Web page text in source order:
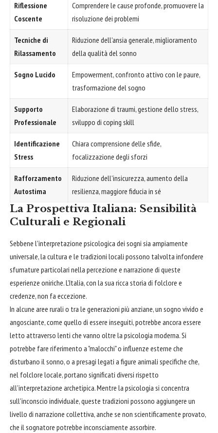
Riflessione
Coscente
Comprendere le cause profonde, promuovere la
risoluzione dei problemi
Tecniche di
Rilassamento
Riduzione dell'ansia generale, miglioramento
della qualità del sonno
Sogno Lucido
Empowerment, confronto attivo con le paure,
trasformazione del sogno
Supporto
Professionale
Elaborazione di traumi, gestione dello stress,
sviluppo di coping skill
Identificazione
Stress
Chiara comprensione delle sfide,
focalizzazione degli sforzi
Rafforzamento
Autostima
Riduzione dell'insicurezza, aumento della
resilienza, maggiore fiducia in sé
La Prospettiva Italiana: Sensibilità
Culturali e Regionali
Sebbene l'interpretazione psicologica dei sogni sia ampiamente
universale, la cultura e le tradizioni locali possono talvolta infondere
sfumature particolari nella percezione e narrazione di queste
esperienze oniriche. L'Italia, con la sua ricca storia di folclore e
credenze, non fa eccezione.
In alcune aree rurali o tra le generazioni più anziane, un sogno vivido e
angosciante, come quello di essere inseguiti, potrebbe ancora essere
letto attraverso lenti che vanno oltre la psicologia moderna. Si
potrebbe fare riferimento a "malocchi" o influenze esterne che
disturbano il sonno, o a presagi legati a figure animali specifiche che,
nel folclore locale, portano significati diversi rispetto
all'interpretazione archetipica. Mentre la psicologia si concentra
sull'inconscio individuale, queste tradizioni possono aggiungere un
livello di narrazione collettiva, anche se non scientificamente provato,
che il sognatore potrebbe inconsciamente assorbire.